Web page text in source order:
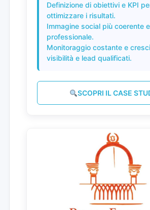
Definizione di obiettivi e KPI
ottimizzare i risultati.
Immagine social più coerente e
professionale.
Monitoraggio costante e
visibilità e lead qualificati.
SCOPRI IL CASE